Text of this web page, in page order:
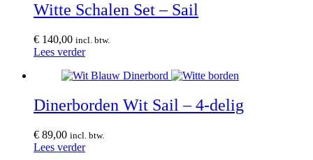
Witte Schalen Set – Sail
€ 140,00 incl. btw.
Lees verder
Dinerborden Wit Sail – 4-delig
€ 89,00 incl. btw.
Lees verder